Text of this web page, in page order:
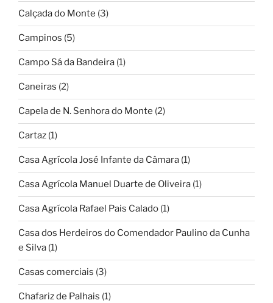
Calçada do Monte (3)
Campinos (5)
Campo Sá da Bandeira (1)
Caneiras (2)
Capela de N. Senhora do Monte (2)
Cartaz (1)
Casa Agrícola José Infante da Câmara (1)
Casa Agrícola Manuel Duarte de Oliveira (1)
Casa Agrícola Rafael Pais Calado (1)
Casa dos Herdeiros do Comendador Paulino da Cunha
e Silva (1)
Casas comerciais (3)
Chafariz de Palhais (1)